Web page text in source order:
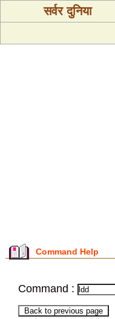
सर्वर दुनिया
Command Help
Command :